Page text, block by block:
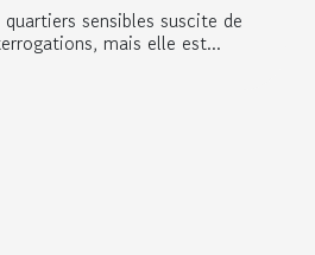
sensibles suscite de
mais elle est...